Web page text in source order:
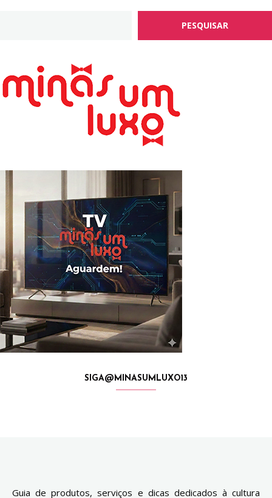
PESQUISAR
SIGA@MINASUMLUXO13
Guia de produtos, serviços e dicas dedicados à cultura